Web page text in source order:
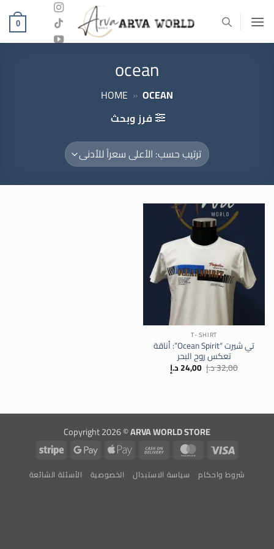
للمحتوى
0
ocean
HOME » OCEAN
فرز وبحث
T- SHIRT
تي شيرت “Ocean Spirit”: أناقة
تعكس روح البحر
32,00د.إ السعر
الأصلي
24,00د.إالحالي
Copyright 2026 ©ARVA WORLD STORE
MasterCard
Cash
Delivery
Apple
Google
Stripe
شروط واحكام سياسة الاستبدال الخصوصية الأسئلة الشائعة